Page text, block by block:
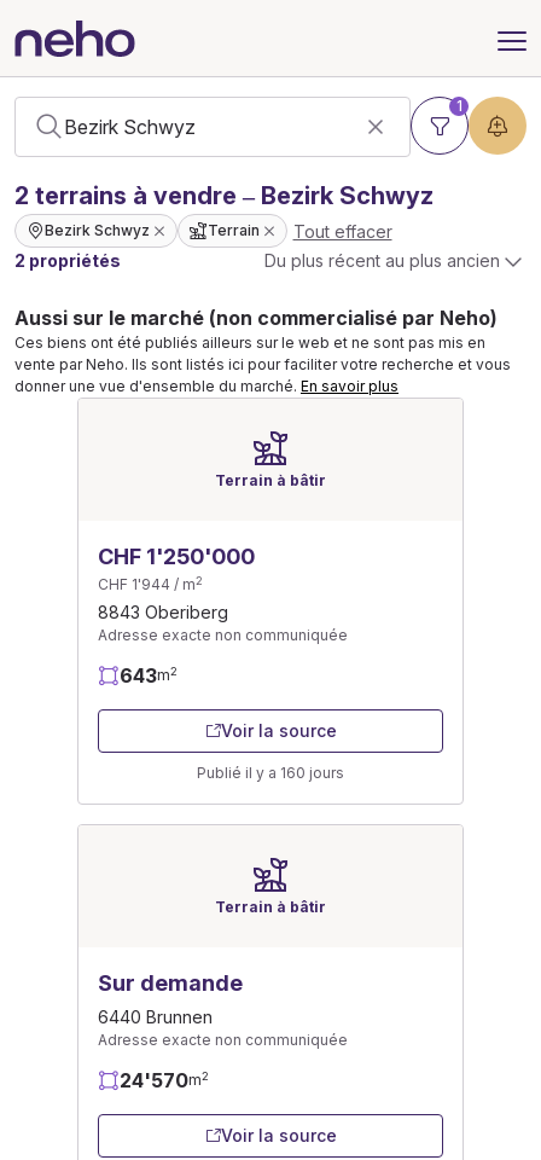
1
2 terrains à vendre – Bezirk Schwyz
Bezirk Schwyz Terrain
Tout effacer
2 propriétés
Du plus récent au plus ancien
Aussi sur le marché (non commercialisé par Neho)
Ces biens ont été publiés ailleurs sur le web et ne sont pas mis en
vente par Neho. Ils sont listés ici pour faciliter votre recherche et vous
donner une vue d'ensemble du marché. En savoir plus
Terrain à bâtir
CHF 1'250'000
CHF 1'944 / m2
8843 Oberiberg
Adresse exacte non communiquée
643m2
Voir la source
Publié il y a 160 jours
Terrain à bâtir
Sur demande
6440 Brunnen
Adresse exacte non communiquée
24'570m2
Voir la source